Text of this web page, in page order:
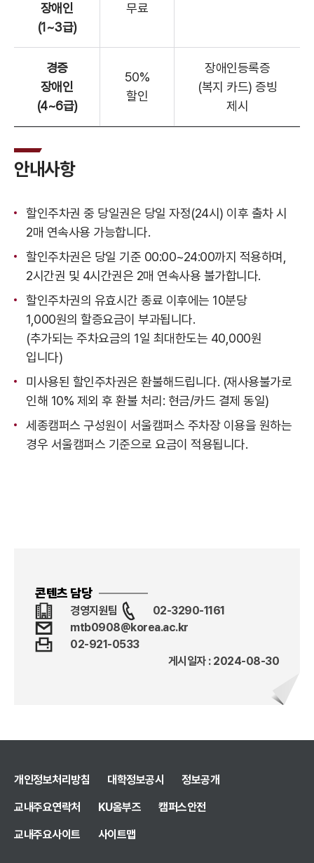
장애인
(1~3급)
무료
경증
장애인
(4~6급)
50%
할인
장애인등록증
(복지 카드) 증빙
제시
안내사항
할인주차권 중 당일권은 당일 자정(24시) 이후 출차 시
2매 연속사용 가능합니다.
할인주차권은 당일 기준 00:00~24:00까지 적용하며,
2시간권 및 4시간권은 2매 연속사용 불가합니다.
할인주차권의 유효시간 종료 이후에는 10분당
1,000원의 할증요금이 부과됩니다.
(추가되는 주차요금의 1일 최대한도는 40,000원
입니다)
미사용된 할인주차권은 환불해드립니다. (재사용불가로
인해 10% 제외 후 환불 처리: 현금/카드 결제 동일)
세종캠퍼스 구성원이 서울캠퍼스 주차장 이용을 원하는
경우 서울캠퍼스 기준으로 요금이 적용됩니다.
콘텐츠 담당
경영지원팀
02-3290-1161
mtb0908@korea.ac.kr
02-921-0533
게시일자 : 2024-08-30
개인정보처리방침 대학정보공시 정보공개
교내주요연락처 KU옴부즈 캠퍼스안전
교내주요사이트 사이트맵